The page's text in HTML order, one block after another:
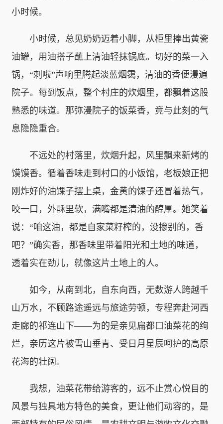
小时候。
小时候，总见奶奶迈着小脚，从柜里捧出黄瓷
油罐，用油搭子蘸上清油轻抹锅底。切好的菜一入
锅，“刺啦”声响里腾起淡蓝烟霭，清油的香便漫遍
院子。每到饭点，整个村庄的炊烟里，都飘着这股
熟悉的味道。那弥漫院子的饭菜香，竟与此刻的气
息隐隐重合。
不远处的村落里，炊烟升起，风里飘来新烤的
馍馍香。循着香味走到村口的小饭馆，老板娘正把
刚炸好的油馃子摆上桌，金黄的馃子还冒着热气，
咬一口，外酥里软，满嘴都是清油的醇厚。她笑着
说：“咱这油，都是自家菜籽榨的，没掺别的，香
吧？”确实香，那香味里带着阳光和土地的味道，
透着实在劲儿，就像这片土地上的人。
如今，从南到北，自东向西，无数游人跨越千
山万水，不顾路途遥远与旅途劳顿，专程奔赴河西
走廊的祁连山下——为的是亲见扁都口油菜花的绚
烂，亲历这片被雪山垂青、受日月星辰呵护的高原
花海的壮阔。
我想，油菜花带给游客的，远不止赏心悦目的
风景与独具地方特色的美食，更让他们动容的，是